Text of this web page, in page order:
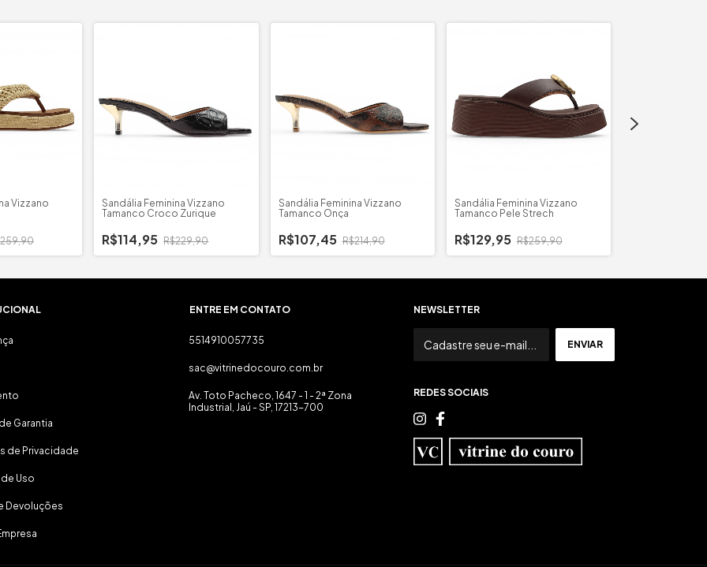
Vizzano
Sandália Feminina Vizzano
Tamanco Croco Zurique
R$114,95 R$229,90
Sandália Feminina Vizzano
Tamanco Onça
R$107,45 R$214,90
Sandália Feminina Vizzano
Tamanco Pele Strech
R$129,95 R$259,90
Garantia
de Privacidade
Uso
Devoluções
ENTRE EM CONTATO
5514910057735
sac@vitrinedocouro.com.br
Av. Toto Pacheco, 1647 - 1 - 2ª Zona
Industrial, Jaú - SP, 17213-700
NEWSLETTER
REDES SOCIAIS